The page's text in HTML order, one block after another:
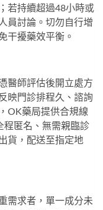
若持續超過48小時或
員討論。切勿自行增
干擾藥效平衡。
醫師評估後開立處方
映門診排程久、諮詢
OK藥局提供合規線
程匿名、無需親臨診
貨，配送至指定地
需求者，單一成分未